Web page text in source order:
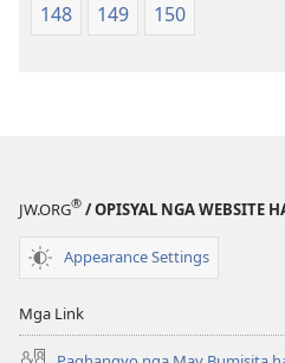
148
149 150
JW.ORG® / OPISYAL NGA WEBSITE
Appearance Settings
Mga Link